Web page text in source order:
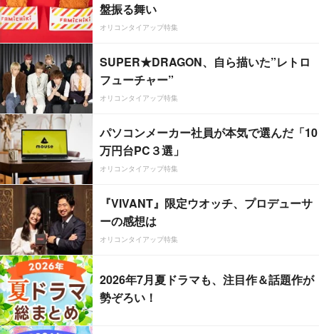
盤振る舞い
オリコンタイアップ特集
SUPER★DRAGON、自ら描いた”レトロ
フューチャー”
オリコンタイアップ特集
パソコンメーカー社員が本気で選んだ「10
万円台PC３選」
オリコンタイアップ特集
『VIVANT』限定ウオッチ、プロデューサ
ーの感想は
オリコンタイアップ特集
2026年7月夏ドラマも、注目作＆話題作が
勢ぞろい！